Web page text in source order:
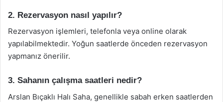
2. Rezervasyon nasıl yapılır?
Rezervasyon işlemleri, telefonla veya online olarak
yapılabilmektedir. Yoğun saatlerde önceden rezervasyon
yapmanız önerilir.
3. Sahanın çalışma saatleri nedir?
Arslan Bıçaklı Halı Saha, genellikle sabah erken saatlerden